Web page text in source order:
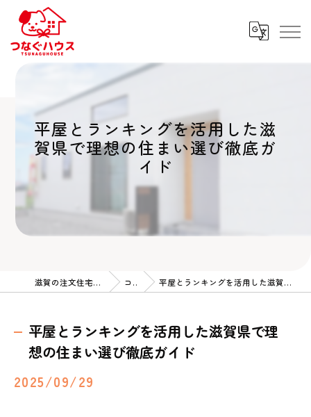
平屋とランキングを活用した滋
賀県で理想の住まい選び徹底ガ
イド
滋賀の注文住宅ならつなぐハウス コラム 平屋とランキングを活用した滋賀県で理想の住まい選び徹底ガイド
平屋とランキングを活用した滋賀県で理
想の住まい選び徹底ガイド
2025/09/29